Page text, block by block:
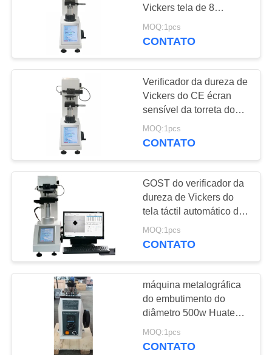
PRIVACY
POLICY
Raio-X detector de
falhas
Rastreadores de
Pipeline de raio-X
35
Holiday Detector
Vickers tela de 8
polegadas
MOQ:1pcs
CONTATO
Verificador da dureza de
Vickers do CE écran
sensível da torreta do
micro auto
MOQ:1pcs
CONTATO
GOST do verificador da
dureza de Vickers do
tela táctil automático da
torreta micro
MOQ:1pcs
CONTATO
máquina metalográfica
do embutimento do
diâmetro 500w Huatec
de 30mm
MOQ:1pcs
CONTATO